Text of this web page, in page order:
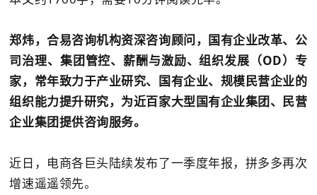
郑炜，合易咨询机构资深咨询顾问，国有企业改革、公
司治理、集团管控、薪酬与激励、组织发展（OD）专
家，常年致力于产业研究、国有企业、规模民营企业的
组织能力提升研究，为近百家大型国有企业集团、民营
企业集团提供咨询服务。
近日，电商各巨头陆续发布了一季度年报，拼多多再次
增速遥遥领先。